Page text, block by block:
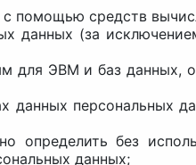
помощью средств
данных (за
для ЭВМ и баз данных,
персональных
определить без
данных;